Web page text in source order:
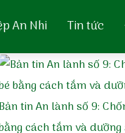
An Nhi Tin tức
Bản tin An lành số 9:
cách tắm và